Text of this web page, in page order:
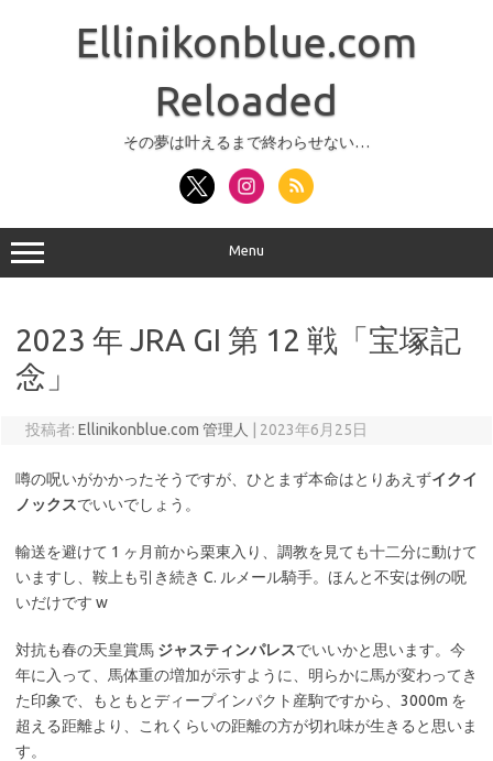
Ellinikonblue.com
Reloaded
その夢は叶えるまで終わらせない…
Menu
2023 年 JRA GI 第 12 戦「宝塚記
念」
投稿者: Ellinikonblue.com 管理人 2023年6月25日
噂の呪いがかかったそうですが、ひとまず本命はとりあえずイクイ
ノックスでいいでしょう。
輸送を避けて 1 ヶ月前から栗東入り、調教を見ても十二分に動けて
いますし、鞍上も引き続き C. ルメール騎手。ほんと不安は例の呪
いだけです w
対抗も春の天皇賞馬 ジャスティンパレスでいいかと思います。今
年に入って、馬体重の増加が示すように、明らかに馬が変わってき
た印象で、もともとディープインパクト産駒ですから、3000m を
超える距離より、これくらいの距離の方が切れ味が生きると思いま
す。